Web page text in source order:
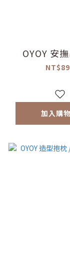
OYOY 安
加入購